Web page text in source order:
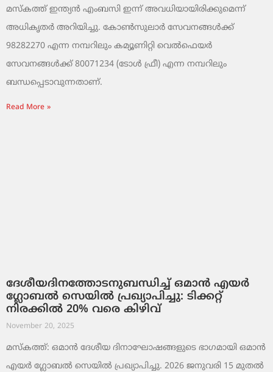
മസ്‌കത്ത് ഇന്ത്യൻ എംബസി ഇന്ന് അവധിയായിരിക്കുമെന്ന്
അധികൃതർ അറിയിച്ചു. കോൺസുലാർ സേവനങ്ങൾക്ക്
98282270 എന്ന നമ്പറിലും കമ്യൂണിറ്റി വെൽഫെയർ
സേവനങ്ങൾക്ക് 80071234 (ടോൾ ഫ്രീ) എന്ന നമ്പറിലും
ബന്ധപ്പെടാവുന്നതാണ്.
Read More »
ദേശീയദിനത്തോടനുബന്ധിച്ച് ഒമാൻ എയർ
ഗ്ലോബൽ സെയിൽ പ്രഖ്യാപിച്ചു: ടിക്കറ്റ്
നിരക്കിൽ 20% വരെ കിഴിവ്
November 20, 2025
മസ്‌കത്ത്: ഒമാൻ ദേശീയ ദിനാഘോഷങ്ങളുടെ ഭാഗമായി ഒമാൻ
എയർ ഗ്ലോബൽ സെയിൽ പ്രഖ്യാപിച്ചു. 2026 ജനുവരി 15 മുതൽ